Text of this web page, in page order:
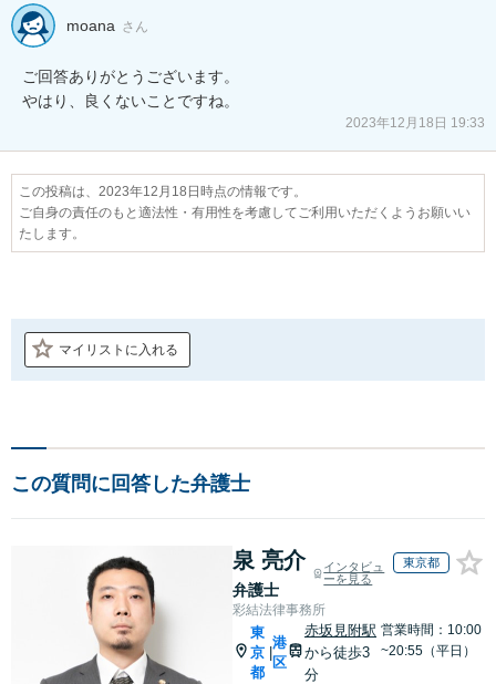
moana さん
ご回答ありがとうございます。
やはり、良くないことですね。
2023年12月18日 19:33
この投稿は、2023年12月18日時点の情報です。
ご自身の責任のもと適法性・有用性を考慮してご利用いただくようお願いい
たします。
マイリストに入れる
この質問に回答した弁護士
泉 亮介
弁護士
インタビュ
ーを見る
東京都
彩結法律事務所
東
京
都
港
区
赤坂見附駅
から徒歩3
分
営業時間：10:00
~20:55（平日）